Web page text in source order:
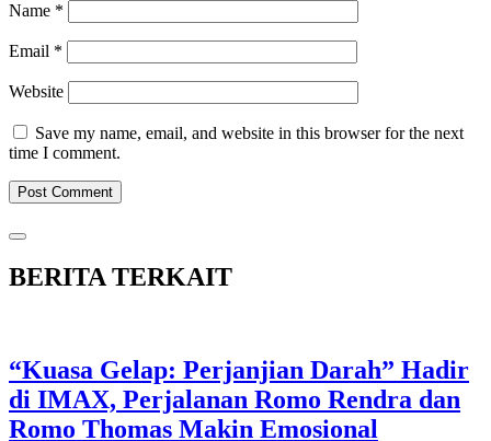
Name *
Email *
Website
Save my name, email, and website in this browser for the next
time I comment.
BERITA TERKAIT
“Kuasa Gelap: Perjanjian Darah” Hadir
di IMAX, Perjalanan Romo Rendra dan
Romo Thomas Makin Emosional